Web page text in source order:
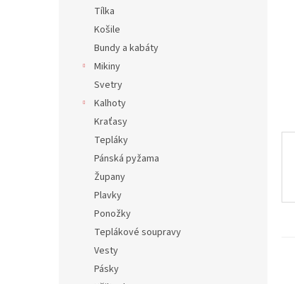
Tílka
Košile
Bundy a kabáty
Mikiny
Svetry
Kalhoty
Kraťasy
Tepláky
Pánská pyžama
Župany
Plavky
Ponožky
Teplákové soupravy
Vesty
Pásky